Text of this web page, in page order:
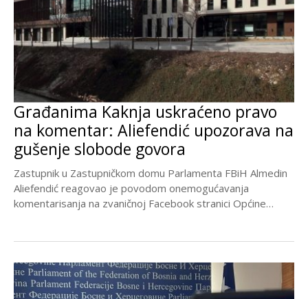
Građanima Kaknja uskraćeno pravo
na komentar: Aliefendić upozorava na
gušenje slobode govora
Zastupnik u Zastupničkom domu Parlamenta FBiH Almedin
Aliefendić reagovao je povodom onemogućavanja
komentarisanja na zvaničnoj Facebook stranici Općine